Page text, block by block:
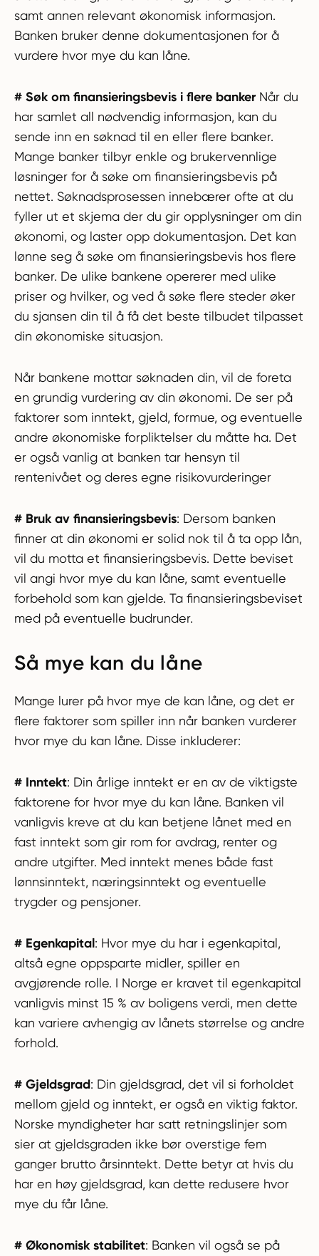
samt annen relevant økonomisk informasjon.
Banken bruker denne dokumentasjonen for å
vurdere hvor mye du kan låne.
# Søk om finansieringsbevis i flere bankerNår du
har samlet all nødvendig informasjon, kan du
sende inn en søknad til en eller flere banker.
Mange banker tilbyr enkle og brukervennlige
løsninger for å søke om finansieringsbevis på
nettet. Søknadsprosessen innebærer ofte at du
fyller ut et skjema der du gir opplysninger om din
økonomi, og laster opp dokumentasjon. Det kan
lønne seg å søke om finansieringsbevis hos flere
banker. De ulike bankene opererer med ulike
priser og hvilker, og ved å søke flere steder øker
du sjansen din til å få det beste tilbudet tilpasset
din økonomiske situasjon.
Når bankene mottar søknaden din, vil de foreta
en grundig vurdering av din økonomi. De ser på
faktorer som inntekt, gjeld, formue, og eventuelle
andre økonomiske forpliktelser du måtte ha. Det
er også vanlig at banken tar hensyn til
rentenivået og deres egne risikovurderinger
# Bruk av finansieringsbevis: Dersom banken
finner at din økonomi er solid nok til å ta opp lån,
vil du motta et finansieringsbevis. Dette beviset
vil angi hvor mye du kan låne, samt eventuelle
forbehold som kan gjelde. Ta finansieringsbeviset
med på eventuelle budrunder.
Så mye kan du låne
Mange lurer på hvor mye de kan låne, og det er
flere faktorer som spiller inn når banken vurderer
hvor mye du kan låne. Disse inkluderer:
# Inntekt: Din årlige inntekt er en av de viktigste
faktorene for hvor mye du kan låne. Banken vil
vanligvis kreve at du kan betjene lånet med en
fast inntekt som gir rom for avdrag, renter og
andre utgifter. Med inntekt menes både fast
lønnsinntekt, næringsinntekt og eventuelle
trygder og pensjoner.
# Egenkapital: Hvor mye du har i egenkapital,
altså egne oppsparte midler, spiller en
avgjørende rolle. I Norge er kravet til egenkapital
vanligvis minst 15 % av boligens verdi, men dette
kan variere avhengig av lånets størrelse og andre
forhold.
# Gjeldsgrad: Din gjeldsgrad, det vil si forholdet
mellom gjeld og inntekt, er også en viktig faktor.
Norske myndigheter har satt retningslinjer som
sier at gjeldsgraden ikke bør overstige fem
ganger brutto årsinntekt. Dette betyr at hvis du
har en høy gjeldsgrad, kan dette redusere hvor
mye du får låne.
# Økonomisk stabilitet: Banken vil også se på